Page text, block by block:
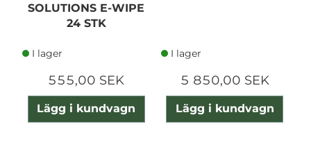
SOLUTIONS E-WIPE
24 STK
I lager
555,00 SEK
Lägg i kundvagn
I lager
5 850,00 SEK
Lägg i kundvagn